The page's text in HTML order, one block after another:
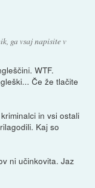
ga vsaj napisite v
WTF.
Če že tlačite
in vsi ostali
Kaj so
ni učinkovita. Jaz